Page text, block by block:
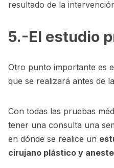
resultado de la
5.-El estudio
Otro punto importante es
que se realizará antes de
Con todas las pruebas
tener una consulta una
en dónde se realice un
cirujano plástico y